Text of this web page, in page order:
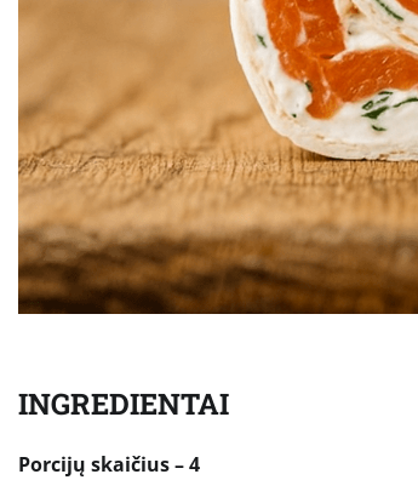
INGREDIENTAI
Porcijų skaičius – 4